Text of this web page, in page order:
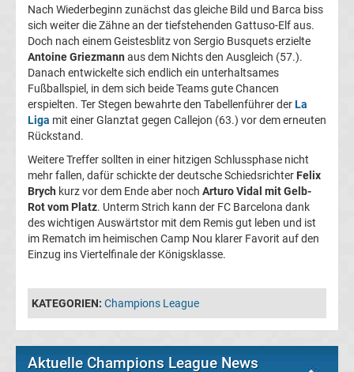
Sieger
Champions
League
heute
TV
Champions
League
Champions
Nach Wiederbeginn zunächst das gleiche Bild und Barca biss
sich weiter die Zähne an der tiefstehenden Gattuso-Elf aus.
Doch nach einem Geistesblitz von Sergio Busquets erzielte
Antoine Griezmann aus dem Nichts den Ausgleich (57.).
Danach entwickelte sich endlich ein unterhaltsames
Fußballspiel, in dem sich beide Teams gute Chancen
erspielten. Ter Stegen bewahrte den Tabellenführer derLa
Liga mit einer Glanztat gegen Callejon (63.) vor dem erneuten
Rückstand.
Weitere Treffer sollten in einer hitzigen Schlussphase nicht
mehr fallen, dafür schickte der deutsche Schiedsrichter Felix
Brych kurz vor dem Ende aber noch Arturo Vidal mit Gelb-
Rot vom Platz. Unterm Strich kann der FC Barcelona dank
des wichtigen Auswärtstor mit dem Remis gut leben und ist
im Rematch im heimischen Camp Nou klarer Favorit auf den
Einzug ins Viertelfinale der Königsklasse.
KATEGORIEN: Champions League
Aktuelle Champions League News